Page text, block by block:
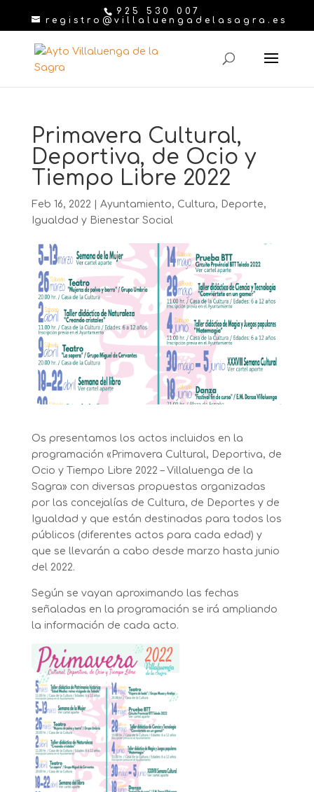
925 530 007
registro@villaluengadelasagra.es
Primavera Cultural,
Deportiva, de Ocio y
Tiempo Libre 2022
Feb 16, 2022 Ayuntamiento, Cultura, Deporte,
Igualdad y Bienestar Social
Os presentamos los actos incluidos en la
programación «Primavera Cultural, Deportiva, de
Ocio y Tiempo Libre 2022 – Villaluenga de la
Sagra» con diversas propuestas organizadas
por las concejalías de Cultura, de Deportes y de
Igualdad y que están destinadas para todos los
públicos (diferentes actos para cada edad) y
que se llevarán a cabo desde marzo hasta junio
del 2022.
Según se vayan aproximando las fechas
señaladas en la programación se irá ampliando
la información de cada acto.